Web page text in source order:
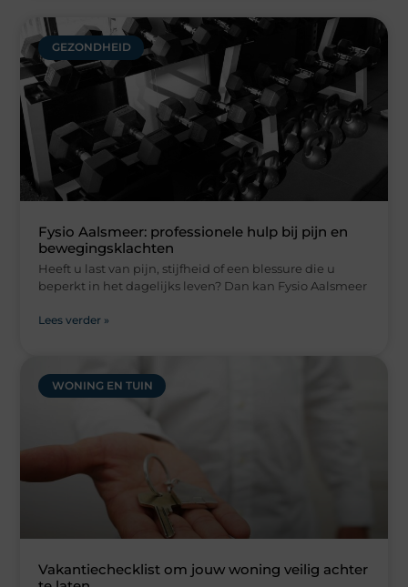
GEZONDHEID
Fysio Aalsmeer: professionele hulp bij pijn en
bewegingsklachten
Heeft u last van pijn, stijfheid of een blessure die u
beperkt in het dagelijks leven? Dan kan Fysio Aalsmeer
Lees verder »
WONING EN TUIN
Vakantiechecklist om jouw woning veilig achter